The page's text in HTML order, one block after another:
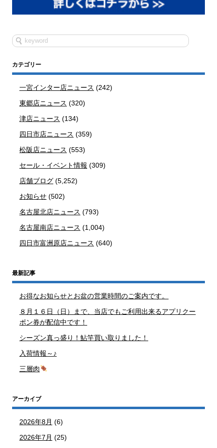
カテゴリー
一宮インター店ニュース (242)
東郷店ニュース (320)
津店ニュース (134)
四日市店ニュース (359)
松阪店ニュース (553)
セール・イベント情報 (309)
店舗ブログ (5,252)
お知らせ (502)
名古屋北店ニュース (793)
名古屋南店ニュース (1,004)
四日市富洲原店ニュース (640)
最新記事
お得なお知らせとお盆の営業時間のご案内です。
８月１６日（日）まで、当店でもご利用出来るアプリクー
ポン券が配信中です！
シーズン真っ盛り！鮎竿買い取りました！
入荷情報～♪
三層肉
アーカイブ
2026年8月 (6)
2026年7月 (25)